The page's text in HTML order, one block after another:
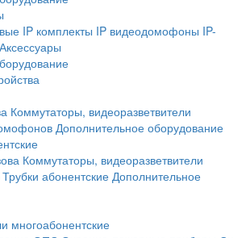
IP комплекты IP видеодомофоны IP-
Аксессуары
Коммутаторы, видеоразветвители
Дополнительное оборудование
Коммутаторы, видеоразветвители
Трубки абонентские Дополнительное
многоабонентские